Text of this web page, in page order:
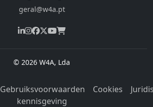
geral@w4a.pt
© 2026 W4A, Lda
Gebruiksvoorwaarden Cookies
kennisgeving